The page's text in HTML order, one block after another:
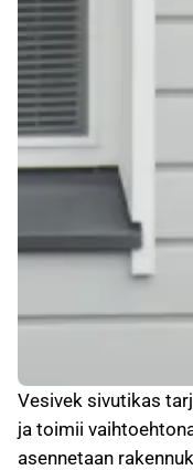
Vesivek sivutikas
ja toimii
asennetaan